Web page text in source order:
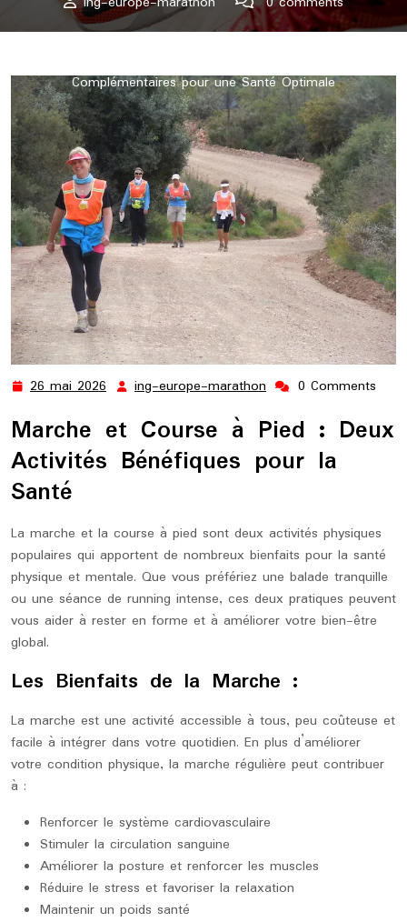
ing-europe-marathon.lu>>courir,course a pied,pied,
Complémentaires pour une Santé Optimale
26 mai 2026 26
2026
ing-europe-marathon ing-
marathon
0 Comments
Marche et Course à Pied : Deux
Activités Bénéfiques pour la
Santé
La marche et la course à pied sont deux activités physiques
populaires qui apportent de nombreux bienfaits pour la santé
physique et mentale. Que vous préfériez une balade tranquille
ou une séance de running intense, ces deux pratiques peuvent
vous aider à rester en forme et à améliorer votre bien-être
global.
Les Bienfaits de la Marche :
La marche est une activité accessible à tous, peu coûteuse et
facile à intégrer dans votre quotidien. En plus d’améliorer
votre condition physique, la marche régulière peut contribuer
à :
Renforcer le système cardiovasculaire
Stimuler la circulation sanguine
Améliorer la posture et renforcer les muscles
Réduire le stress et favoriser la relaxation
Maintenir un poids santé